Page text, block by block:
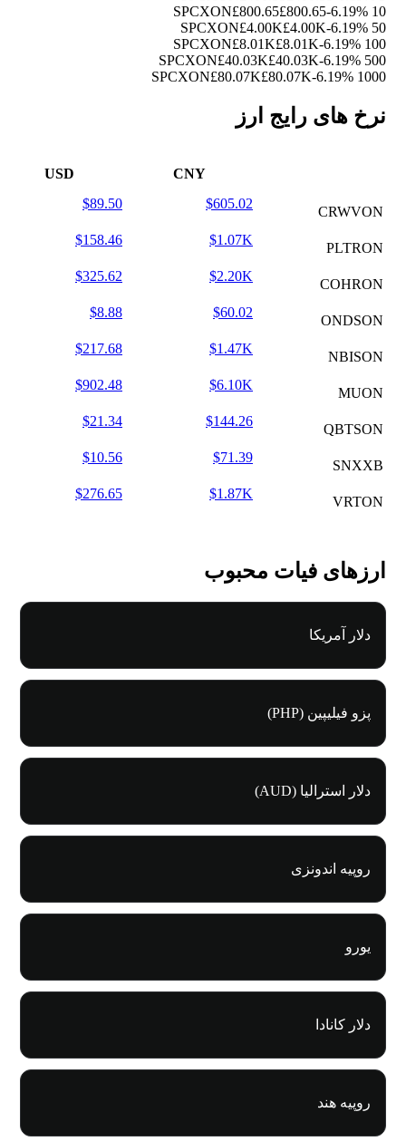
10 SPCXON
£800.65£800.65-6.19%
50 SPCXON
£4.00K£4.00K-6.19%
100 SPCXON
£8.01K£8.01K-6.19%
500 SPCXON
£40.03K£40.03K-6.19%
1000 SPCXON
£80.07K£80.07K-6.19%
نرخ های رایج ارز
CNY
USD
CRWVON
$605.02
$89.50
PLTRON
$1.07K
$158.46
COHRON
$2.20K
$325.62
ONDSON
$60.02
$8.88
NBISON
$1.47K
$217.68
MUON
$6.10K
$902.48
QBTSON
$144.26
$21.34
SNXXB
$71.39
$10.56
VRTON
$1.87K
$276.65
ارزهای فیات محبوب
دلار آمریکا
پزو فیلیپین (PHP)
دلار استرالیا (AUD)
روپیه اندونزی
یورو
دلار کانادا
روپیه هند